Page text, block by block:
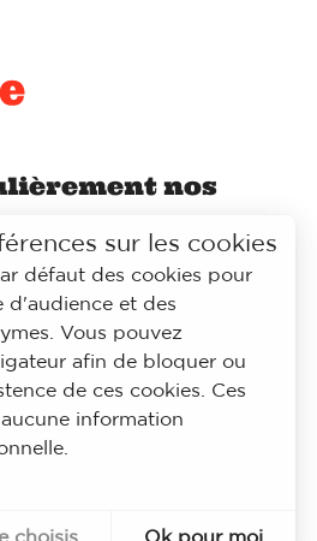
nos
à la
notre page
sur les cookies
défaut des cookies pour
d'audience et des
Vous pouvez
afin de bloquer ou
de ces cookies. Ces
information